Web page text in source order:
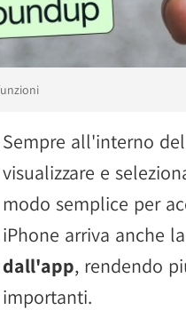
Sempre all'interno
visualizzare e
modo semplice per
iPhone arriva anche la
dall'app, rendendo
importanti.